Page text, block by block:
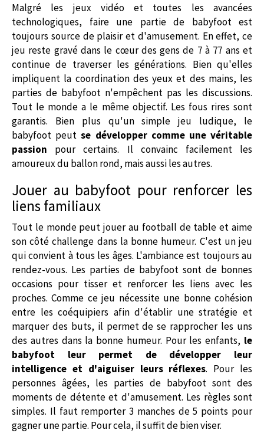
Malgré les jeux vidéo et toutes les avancées
technologiques, faire une partie de babyfoot est
toujours source de plaisir et d'amusement. En effet, ce
jeu reste gravé dans le cœur des gens de 7 à 77 ans et
continue de traverser les générations. Bien qu'elles
impliquent la coordination des yeux et des mains, les
parties de babyfoot n'empêchent pas les discussions.
Tout le monde a le même objectif. Les fous rires sont
garantis. Bien plus qu'un simple jeu ludique, le
babyfoot peutse développer comme une véritable
passion pour certains. Il convainc facilement les
amoureux du ballon rond, mais aussi les autres.
Jouer au babyfoot pour renforcer les
liens familiaux
Tout le monde peut jouer au football de table et aime
son côté challenge dans la bonne humeur. C'est un jeu
qui convient à tous les âges. L'ambiance est toujours au
rendez-vous. Les parties de babyfoot sont de bonnes
occasions pour tisser et renforcer les liens avec les
proches. Comme ce jeu nécessite une bonne cohésion
entre les coéquipiers afin d'établir une stratégie et
marquer des buts, il permet de se rapprocher les uns
des autres dans la bonne humeur. Pour les enfants, le
babyfoot leur permet de développer leur
intelligence et d'aiguiser leurs réflexes. Pour les
personnes âgées, les parties de babyfoot sont des
moments de détente et d'amusement. Les règles sont
simples. Il faut remporter 3 manches de 5 points pour
gagner une partie. Pour cela, il suffit de bien viser.